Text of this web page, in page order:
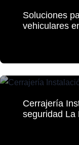
Soluciones
vehiculares
Cerrajería
seguridad La